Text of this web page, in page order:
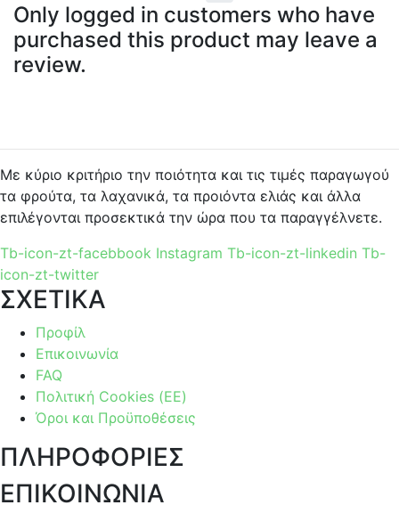
Only logged in customers who have
purchased this product may leave a
review.
Με κύριο κριτήριο την ποιότητα και τις τιμές παραγωγού
τα φρούτα, τα λαχανικά, τα προιόντα ελιάς και άλλα
επιλέγονται προσεκτικά την ώρα που τα παραγγέλνετε.
Tb-icon-zt-facebbook Instagram Tb-icon-zt-linkedin Tb-
icon-zt-twitter
ΣΧΕΤΙΚΑ
Προφίλ
Επικοινωνία
FAQ
Πολιτική Cookies (ΕΕ)
Όροι και Προϋποθέσεις
ΠΛΗΡΟΦΟΡΙΕΣ
ΕΠΙΚΟΙΝΩΝΙΑ